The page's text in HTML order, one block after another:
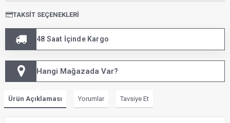
TAKSIT SEÇENEKLERI
48 Saat İçinde Kargo
Hangi Mağazada Var?
Ürün Açıklaması Yorumlar Tavsiye Et